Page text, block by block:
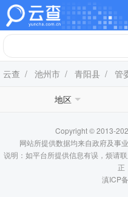
云查 / 池州市 / 青阳县 / 管
地区
Copyright © 2013-
网站所提供数据均来自政府及事
说明：如平台所提供信息有误，烦请
正
滇ICP